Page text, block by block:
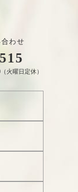
わせ
火曜日定休）